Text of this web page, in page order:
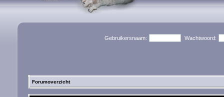
Gebruikersnaam: Wachtwoord:
Forumoverzicht